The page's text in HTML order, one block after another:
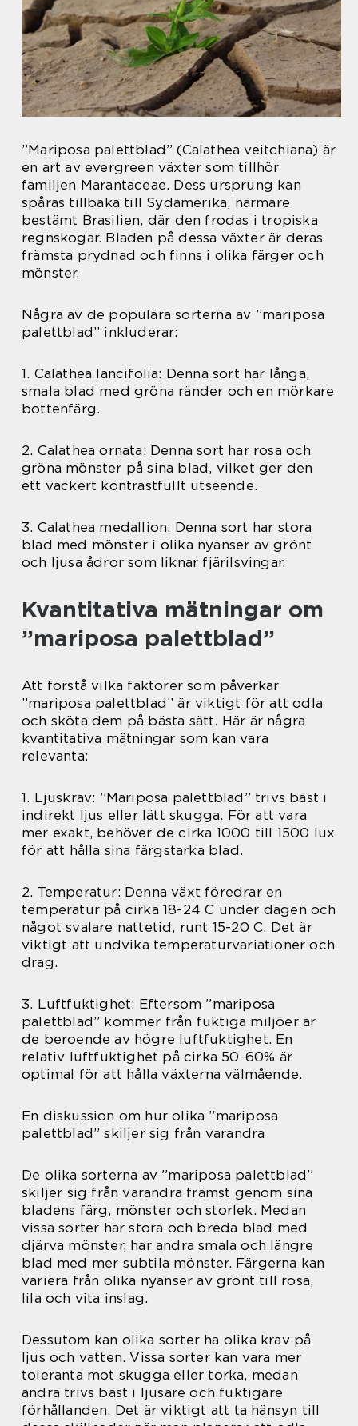
”Mariposa palettblad” (Calathea veitchiana) är
en art av evergreen växter som tillhör
familjen Marantaceae. Dess ursprung kan
spåras tillbaka till Sydamerika, närmare
bestämt Brasilien, där den frodas i tropiska
regnskogar. Bladen på dessa växter är deras
främsta prydnad och finns i olika färger och
mönster.
Några av de populära sorterna av ”mariposa
palettblad” inkluderar:
1. Calathea lancifolia: Denna sort har långa,
smala blad med gröna ränder och en mörkare
bottenfärg.
2. Calathea ornata: Denna sort har rosa och
gröna mönster på sina blad, vilket ger den
ett vackert kontrastfullt utseende.
3. Calathea medallion: Denna sort har stora
blad med mönster i olika nyanser av grönt
och ljusa ådror som liknar fjärilsvingar.
Kvantitativa mätningar om
”mariposa palettblad”
Att förstå vilka faktorer som påverkar
”mariposa palettblad” är viktigt för att odla
och sköta dem på bästa sätt. Här är några
kvantitativa mätningar som kan vara
relevanta:
1. Ljuskrav: ”Mariposa palettblad” trivs bäst i
indirekt ljus eller lätt skugga. För att vara
mer exakt, behöver de cirka 1000 till 1500 lux
för att hålla sina färgstarka blad.
2. Temperatur: Denna växt föredrar en
temperatur på cirka 18-24 C under dagen och
något svalare nattetid, runt 15-20 C. Det är
viktigt att undvika temperaturvariationer och
drag.
3. Luftfuktighet: Eftersom ”mariposa
palettblad” kommer från fuktiga miljöer är
de beroende av högre luftfuktighet. En
relativ luftfuktighet på cirka 50-60% är
optimal för att hålla växterna välmående.
En diskussion om hur olika ”mariposa
palettblad” skiljer sig från varandra
De olika sorterna av ”mariposa palettblad”
skiljer sig från varandra främst genom sina
bladens färg, mönster och storlek. Medan
vissa sorter har stora och breda blad med
djärva mönster, har andra smala och längre
blad med mer subtila mönster. Färgerna kan
variera från olika nyanser av grönt till rosa,
lila och vita inslag.
Dessutom kan olika sorter ha olika krav på
ljus och vatten. Vissa sorter kan vara mer
toleranta mot skugga eller torka, medan
andra trivs bäst i ljusare och fuktigare
förhållanden. Det är viktigt att ta hänsyn till